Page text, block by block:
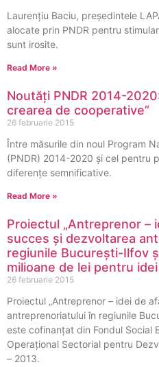
Laurențiu Baciu, președintele
alocate prin PNDR pentru
sunt irosite.
Read More »
Noutăți PNDR 2014-
crearea de cooperative”
26 februarie 2015
Între măsurile din noul Program
(PNDR) 2014-2020 și cel pentru
diferențe semnificative.
Read More »
Proiectul „Antreprenor –
succes și dezvoltarea
regiunile București-Ilfov
milioane de lei pentru
26 februarie 2015
Proiectul „Antreprenor – idei de
antreprenoriatului în regiunile
este cofinanţat din Fondul Social
Operaţional Sectorial pentru
– 2013.